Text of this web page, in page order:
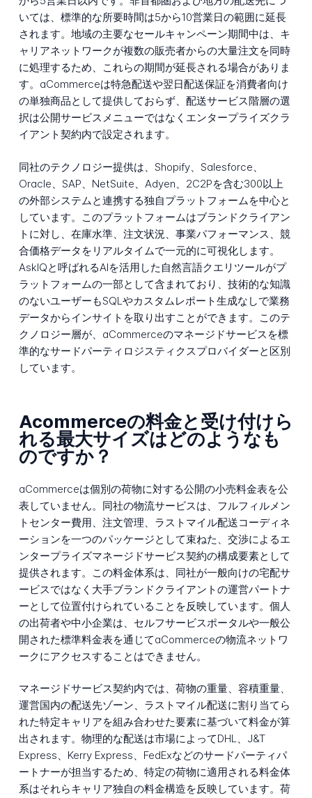
いては、標準的な所要時間は5から10営業日の範囲に延長
されます。地域の主要なセールキャンペーン期間中は、キ
ャリアネットワークが複数の販売者からの大量注文を同時
に処理するため、これらの期間が延長される場合がありま
す。aCommerceは特急配送や翌日配送保証を消費者向け
の単独商品として提供しておらず、配送サービス階層の選
択は公開サービスメニューではなくエンタープライズクラ
イアント契約内で設定されます。
同社のテクノロジー提供は、Shopify、Salesforce、
Oracle、SAP、NetSuite、Adyen、2C2Pを含む300以上
の外部システムと連携する独自プラットフォームを中心と
しています。このプラットフォームはブランドクライアン
トに対し、在庫水準、注文状況、事業パフォーマンス、競
合価格データをリアルタイムで一元的に可視化します。
AskIQと呼ばれるAIを活用した自然言語クエリツールがプ
ラットフォームの一部として含まれており、技術的な知識
のないユーザーもSQLやカスタムレポート生成なしで業務
データからインサイトを取り出すことができます。このテ
クノロジー層が、aCommerceのマネージドサービスを標
準的なサードパーティロジスティクスプロバイダーと区別
しています。
Acommerceの料金と受け付けら
れる最大サイズはどのようなも
のですか？
aCommerceは個別の荷物に対する公開の小売料金表を公
表していません。同社の物流サービスは、フルフィルメン
トセンター費用、注文管理、ラストマイル配送コーディネ
ーションを一つのパッケージとして束ねた、交渉によるエ
ンタープライズマネージドサービス契約の構成要素として
提供されます。この料金体系は、同社が一般向けの宅配サ
ービスではなく大手ブランドクライアントの運営パートナ
ーとして位置付けられていることを反映しています。個人
の出荷者や中小企業は、セルフサービスポータルや一般公
開された標準料金表を通じてaCommerceの物流ネットワ
ークにアクセスすることはできません。
マネージドサービス契約内では、荷物の重量、容積重量、
運営国内の配送先ゾーン、ラストマイル配送に割り当てら
れた特定キャリアを組み合わせた要素に基づいて料金が算
出されます。物理的な配送は市場によってDHL、J&T
Express、Kerry Express、FedExなどのサードパーティパ
ートナーが担当するため、特定の荷物に適用される料金体
系はそれらキャリア独自の料金構造を反映しています。荷